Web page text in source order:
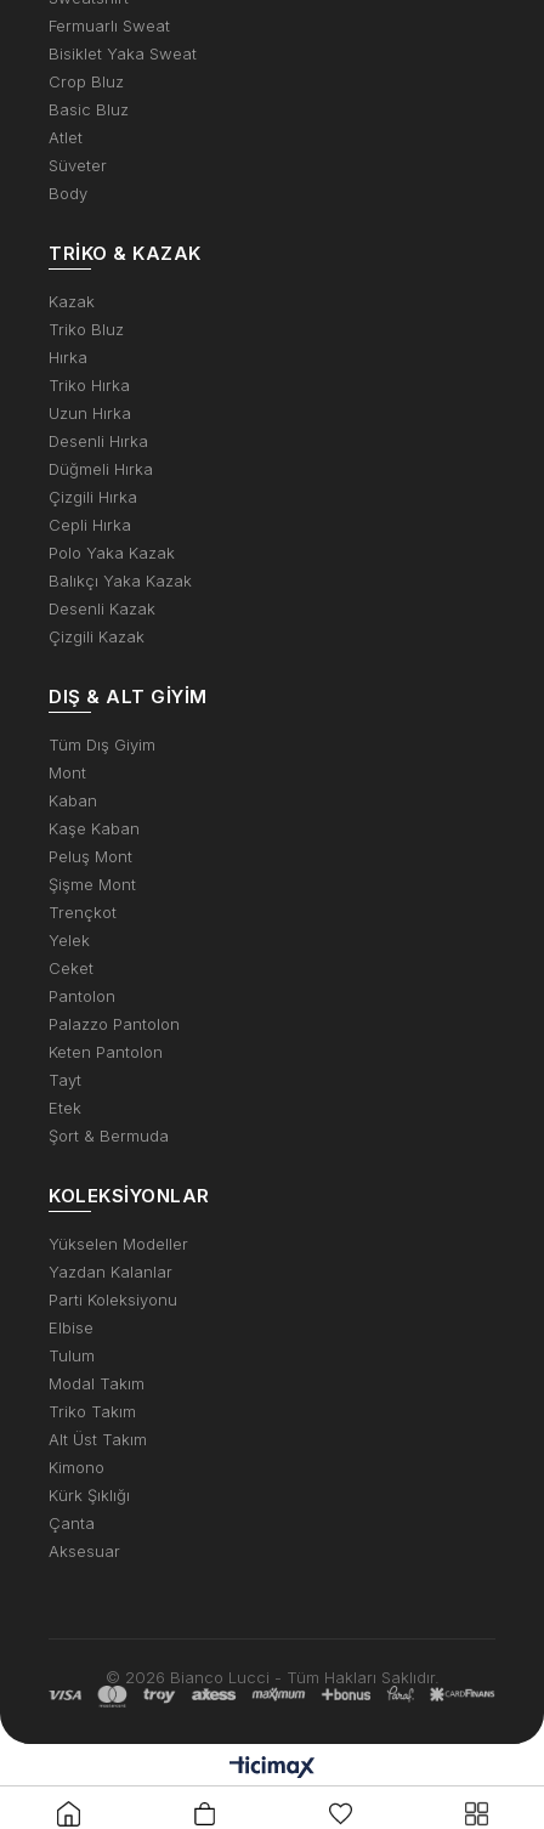
Fermuarlı Sweat
Bisiklet Yaka Sweat
Crop Bluz
Basic Bluz
Atlet
Süveter
Body
TRIKO & KAZAK
Kazak
Triko Bluz
Hırka
Triko Hırka
Uzun Hırka
Desenli Hırka
Düğmeli Hırka
Çizgili Hırka
Cepli Hırka
Polo Yaka Kazak
Balıkçı Yaka Kazak
Desenli Kazak
Çizgili Kazak
DIŞ & ALT GIYIM
Tüm Dış Giyim
Mont
Kaban
Kaşe Kaban
Peluş Mont
Şişme Mont
Trençkot
Yelek
Ceket
Pantolon
Palazzo Pantolon
Keten Pantolon
Tayt
Etek
Şort & Bermuda
KOLEKSIYONLAR
Yükselen Modeller
Yazdan Kalanlar
Parti Koleksiyonu
Elbise
Tulum
Modal Takım
Triko Takım
Alt Üst Takım
Kimono
Kürk Şıklığı
Çanta
Aksesuar
© 2026 Bianco Lucci - Tüm Hakları Saklıdır.